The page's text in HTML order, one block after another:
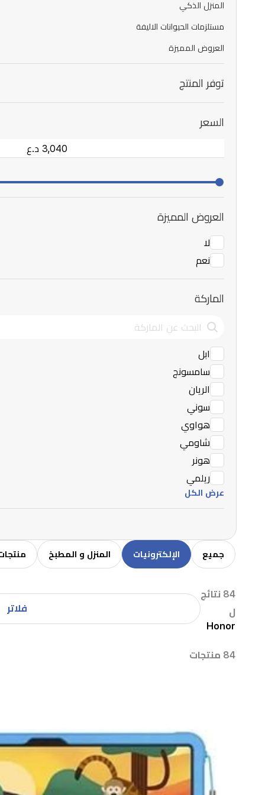
المنزل الذكي
مستلزمات الحيوانات الاليفة
العروض المميزة
توفر المنتج
السعر
العروض المميزة
لا
نعم
الماركة
ابل
سامسونج
الريان
سوني
هواوي
شاومي
هونر
ريلمي
عرض الكل
جميع الإلكترونيات المنزل و المطبخ
84 نتائج
ل
Honor
فلاتر
84 منتجات